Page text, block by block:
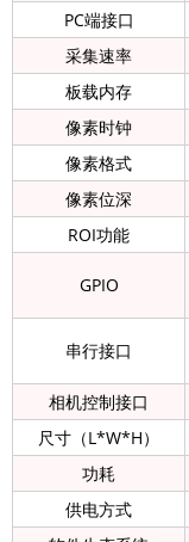
PC端接口
采集速率
板载内存
像素时钟
像素格式
像素位深
ROI功能
GPIO
串行接口
相机控制接口
尺寸（L*W*H）
功耗
供电方式